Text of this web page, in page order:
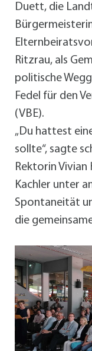
Duett, die
Ritzrau, als
politische
Fedel für den
(VBE).
„Du hattest
sollte“, sagte
Rektorin
Kachler unter
Spontaneität
die